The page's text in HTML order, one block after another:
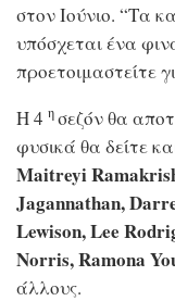
στον Ιούνιο. “Τα
υπόσχεται ένα
προετοιμαστείτε
Η 4 ησεζόν θα
φυσικά θα δείτε
Maitreyi
Jagannathan,
Lewison, Lee
Norris, Ramona
άλλους.